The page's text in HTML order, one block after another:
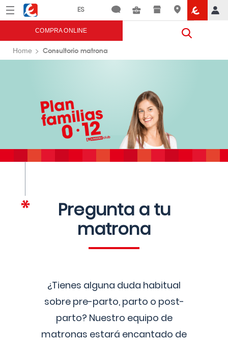
Menú Eroski
COMPRA ONLINE
Home Consultorio matrona
Pregunta a tu
matrona
¿Tienes alguna duda habitual
sobre pre-parto, parto o post-
parto? Nuestro equipo de
matronas estará encantado de